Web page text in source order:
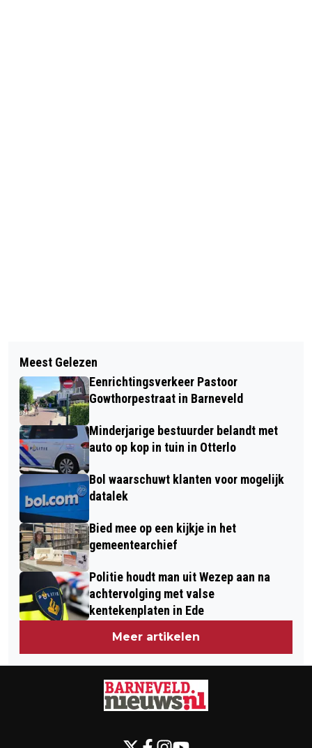
PROFIELSCHETS NIEUWE
BURGEMEESTER BARNEVELD
OVERHANDIGD AAN COMMISSARIS
VAN DE KONING
BESMETTING OP
ONDERWIJSINSTELLING IN
BARNEVELD
Meest Gelezen
Eenrichtingsverkeer Pastoor
Gowthorpestraat in Barneveld
Minderjarige bestuurder belandt met
auto op kop in tuin in Otterlo
Bol waarschuwt klanten voor mogelijk
datalek
Bied mee op een kijkje in het
gemeentearchief
Politie houdt man uit Wezep aan na
achtervolging met valse
kentekenplaten in Ede
Meer artikelen